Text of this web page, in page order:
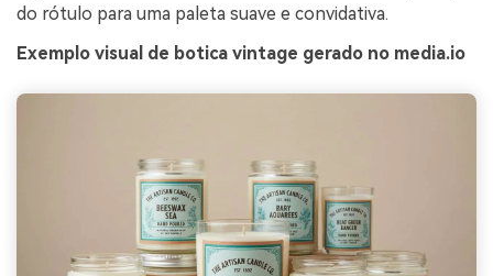
do rótulo para uma paleta suave e convidativa.
Exemplo visual de botica vintage gerado no media.io